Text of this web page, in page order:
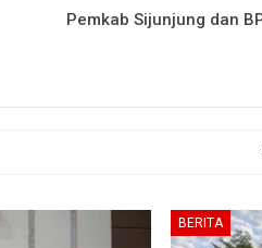
Pemkab Sijunjung dan
BERITA